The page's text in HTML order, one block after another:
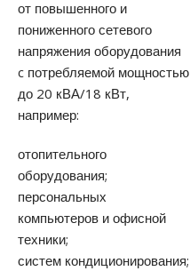
от повышенного и
пониженного сетевого
напряжения оборудования
c потребляемой мощностью
до 20 кВА/18 кВт,
например:
отопительного
оборудования;
персональных
компьютеров и офисной
техники;
систем кондиционирования;